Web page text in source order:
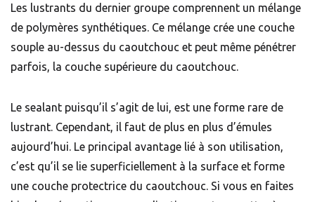
Les lustrants du dernier groupe comprennent un mélange
de polymères synthétiques. Ce mélange crée une couche
souple au-dessus du caoutchouc et peut même pénétrer
parfois, la couche supérieure du caoutchouc.
Le sealant puisqu’il s’agit de lui, est une forme rare de
lustrant. Cependant, il faut de plus en plus d’émules
aujourd’hui. Le principal avantage lié à son utilisation,
c’est qu’il se lie superficiellement à la surface et forme
une couche protectrice du caoutchouc. Si vous en faites